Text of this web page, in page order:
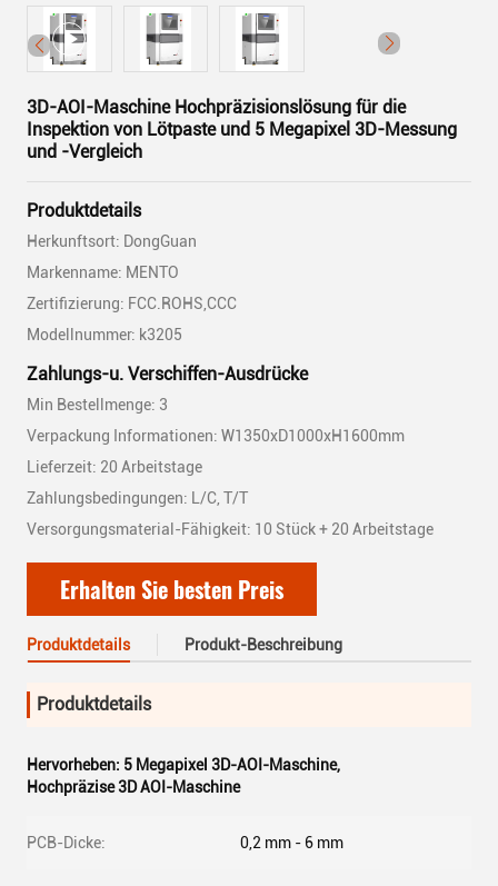
3D-AOI-Maschine Hochpräzisionslösung für die
Inspektion von Lötpaste und 5 Megapixel 3D-Messung
und -Vergleich
Produktdetails
Herkunftsort: DongGuan
Markenname: MENTO
Zertifizierung: FCC.ROHS,CCC
Modellnummer: k3205
Zahlungs-u. Verschiffen-Ausdrücke
Min Bestellmenge: 3
Verpackung Informationen: W1350xD1000xH1600mm
Lieferzeit: 20 Arbeitstage
Zahlungsbedingungen: L/C, T/T
Versorgungsmaterial-Fähigkeit: 10 Stück + 20 Arbeitstage
Erhalten Sie besten Preis
Produktdetails Produkt-Beschreibung
Produktdetails
Hervorheben: 5 Megapixel 3D-AOI-Maschine,
Hochpräzise 3D AOI-Maschine
PCB-Dicke: 0,2 mm - 6 mm